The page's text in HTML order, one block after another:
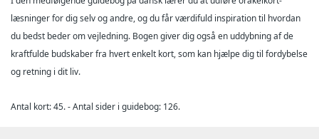
læsninger for dig selv og andre, og du får værdifuld inspiration til hvordan
du bedst beder om vejledning. Bogen giver dig også en uddybning af de
kraftfulde budskaber fra hvert enkelt kort, som kan hjælpe dig til fordybelse
og retning i dit liv.
Antal kort: 45. - Antal sider i guidebog: 126.